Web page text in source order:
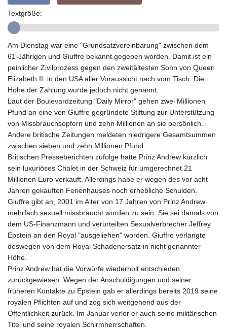
GBP 0.741235
GEL 2.610391
GGP 0.743241
GHS 11.76039
GIP 0.743241
GNF
8775.000355
GTQ 7.628986
GYD 209.187745
HNL 26.880388
HRK 6.518804
HTG 130.738004
HUF 314.060388
IDR 17801
ILS 2.99985
IMP 0.743241
INR 95.13785
IQD 1310.5
ISK 123.340386
JEP 0.743241
JMD 158.790465
JOD 0.70904
Textgröße:
Am Dienstag war eine "Grundsatzvereinbarung" zwischen dem
61-Jährigen und Giuffre bekannt gegeben worden. Damit ist ein
peinlicher Zivilprozess gegen den zweitältesten Sohn von Queen
Elizabeth II. in den USA aller Voraussicht nach vom Tisch. Die
Höhe der Zahlung wurde jedoch nicht genannt.
Laut der Boulevardzeitung "Daily Mirror" gehen zwei Millionen
Pfund an eine von Giuffre gegründete Stiftung zur Unterstützung
von Missbrauchsopfern und zehn Millionen an sie persönlich.
Andere britische Zeitungen meldeten niedrigere Gesamtsummen
zwischen sieben und zehn Millionen Pfund.
Britischen Presseberichten zufolge hatte Prinz Andrew kürzlich
sein luxuriöses Chalet in der Schweiz für umgerechnet 21
Millionen Euro verkauft. Allerdings habe er wegen des vor acht
Jahren gekauften Ferienhauses noch erhebliche Schulden.
Giuffre gibt an, 2001 im Alter von 17 Jahren von Prinz Andrew
mehrfach sexuell missbraucht worden zu sein. Sie sei damals von
dem US-Finanzmann und verurteilten Sexualverbrecher Jeffrey
Epstein an den Royal "ausgeliehen" worden. Giuffre verlangte
deswegen von dem Royal Schadenersatz in nicht genannter
Höhe.
Prinz Andrew hat die Vorwürfe wiederholt entschieden
zurückgewiesen. Wegen der Anschuldigungen und seiner
früheren Kontakte zu Epstein gab er allerdings bereits 2019 seine
royalen Pflichten auf und zog sich weitgehend aus der
Öffentlichkeit zurück. Im Januar verlor er auch seine militärischen
Titel und seine royalen Schirmherrschaften.